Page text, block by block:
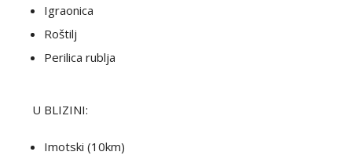
Igraonica
Roštilj
Perilica rublja
U BLIZINI:
Imotski (10km)